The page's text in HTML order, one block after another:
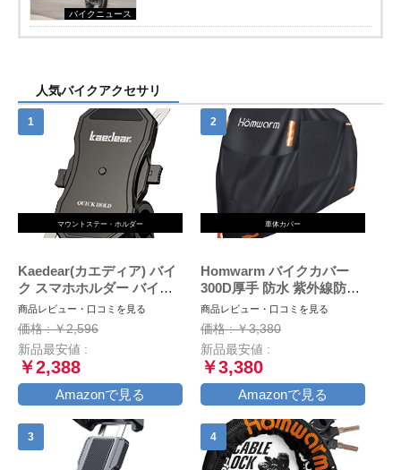
バイクニュース
人気バイクアクセサリ
マウントステー・ホルダー
Kaedear(カエディア) バイ
ク スマホホルダー バイク
用スマホホルダー 携帯ホル
ダー 振動吸収 マウント 対
応 スマホ スタンド アルミ
製 マウント ハンドル ミラ
ー 原付 オートバイ 自転車
クイックホールド KDR-
M11C (Black)
商品レビュー・口コミを見る
価格 : ￥2,596
新品最安値 :
￥2,388
Amazonで見る
車体カバー
Homwarm バイクカバー
300D厚手 防水 紫外線防止
盗難防止 収納バッグ付き
(XXL, ブラック)
商品レビュー・口コミを見る
価格 : ￥3,380
新品最安値 :
￥3,380
Amazonで見る